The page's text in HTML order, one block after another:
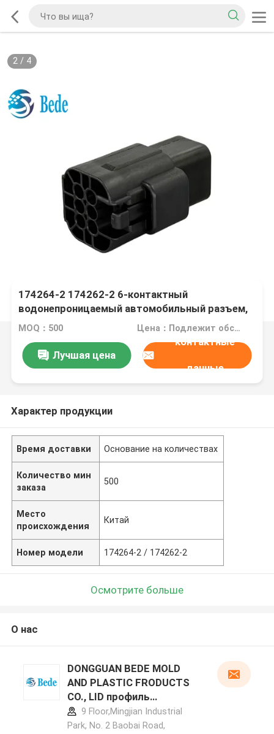
2/ 4
174264-2 174262-2 6-контактный
водонепроницаемый автомобильный разъем,
корпус, вилка и розетка
MOQ：500 Цена：Подлежит обсуждению
Лучшая цена
контактные
данные
Характер продукции
Время доставки Основание на количествах
Количество мин
заказа
500
Место
происхождения
Китай
Номер модели 174264-2 / ​​174262-2
Осмотрите больше
О нас
DONGGUAN BEDE MOLD
AND PLASTIC FRODUCTS
CO., LID профиль
производителя
9 Floor,Mingjian Industrial
Park, No. 2 Baobai Road,